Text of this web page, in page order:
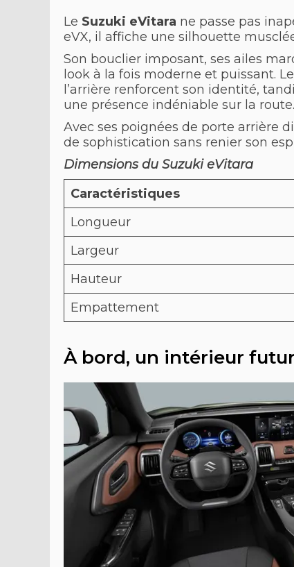
Le Suzuki eVitara ne passe pas
eVX, il affiche une silhouette
Son bouclier imposant, ses ailes
look à la fois moderne et puissant.
l’arrière renforcent son identité,
une présence indéniable sur la route.
Avec ses poignées de porte arrière
de sophistication sans renier son
Dimensions du Suzuki eVitara
Caractéristiques
Longueur
Largeur
Hauteur
Empattement
À bord, un intérieur